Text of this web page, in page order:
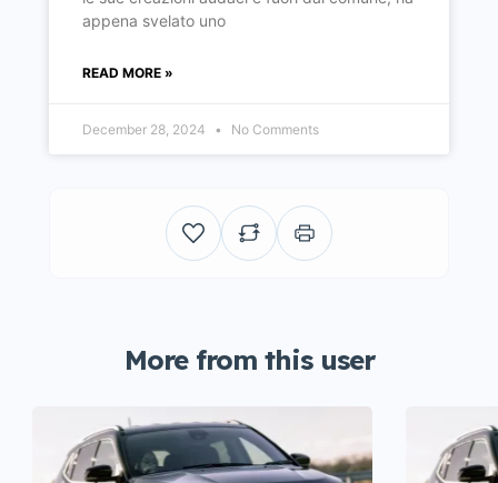
appena svelato uno
READ MORE »
December 28, 2024 No Comments
More from this user